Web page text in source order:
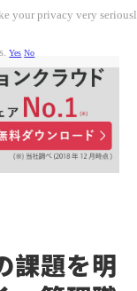
課題を明
your privacy very
Yes No